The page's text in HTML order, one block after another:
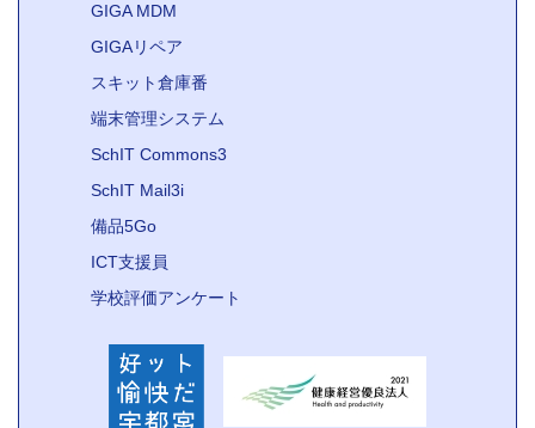
GIGA MDM
GIGAリペア
スキット倉庫番
端末管理システム
SchIT Commons3
SchIT Mail3i
備品5Go
ICT支援員
学校評価アンケート